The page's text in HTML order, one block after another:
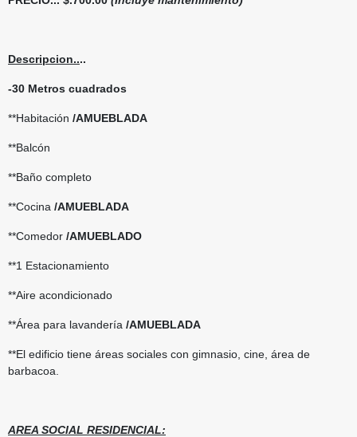
Descripcion....
-30 Metros cuadrados
**Habitación /AMUEBLADA
**Balcón
**Baño completo
**Cocina /AMUEBLADA
**Comedor /AMUEBLADO
**1 Estacionamiento
**Aire acondicionado
**Área para lavandería /AMUEBLADA
**El edificio tiene áreas sociales con gimnasio, cine, área de
barbacoa.
AREA SOCIAL RESIDENCIAL: